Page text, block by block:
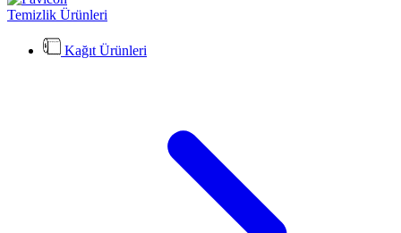
Temizlik Ürünleri
Kağıt Ürünleri